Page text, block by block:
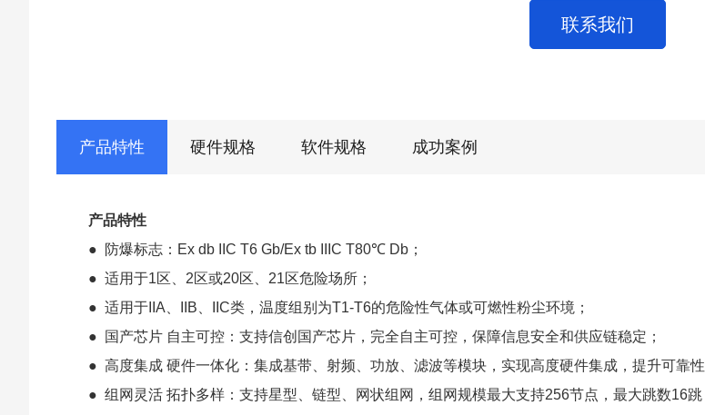
联系我们
产品特性 硬件规格 软件规格 成功案例
产品特性
●
防爆标志： Ex db IIC T6 Gb/Ex tb IIIC T80℃ Db；
● 适用于1区、2区或20区、21区危险场所；
● 适用于 IIA、IIB、IIC类，温度组别为T1-T6的危险性气体或可燃性粉尘环境；
●
国产芯片 自主可控：支持信创国产芯片，完全自主可控，保障信息安全和供应链稳定 ；
● 高度集成 硬件一体化：集成基带、射频、功放、滤波等模块，实现高度硬件集成，提升可靠性
● 组网灵活 拓扑多样：支持星型、链型、网状组网，组网规模最大支持256节点，最大跳数16跳